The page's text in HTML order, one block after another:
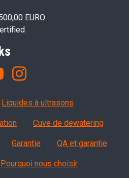
EURO
Liquides à ultrasons
Cuve de dewatering
QAGarantie QA et garantie
Pourquoi nous choisir